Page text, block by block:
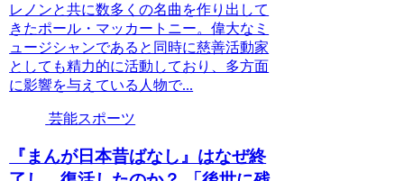
レノンと共に数多くの名曲を作り出して
きたポール・マッカートニー。偉大なミ
ュージシャンであると同時に慈善活動家
としても精力的に活動しており、多方面
に影響を与えている人物で...
芸能スポーツ
『まんが日本昔ばなし』はなぜ終